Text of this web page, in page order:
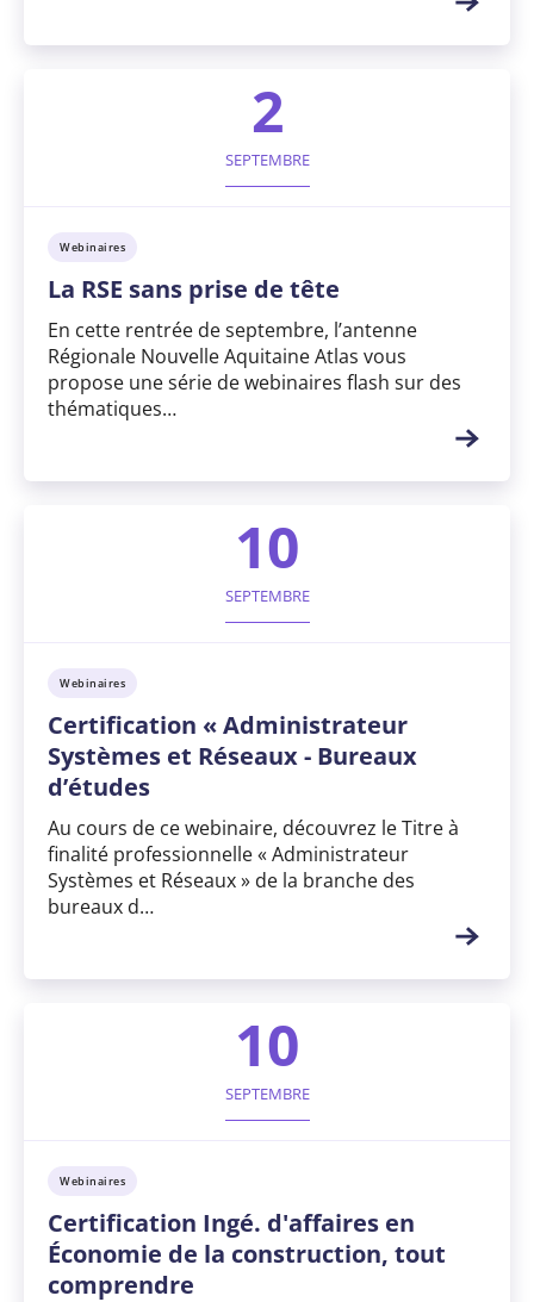
2
SEPTEMBRE
Webinaires
La RSE sans prise de tête
En cette rentrée de septembre, l’antenne
Régionale Nouvelle Aquitaine Atlas vous
propose une série de webinaires flash sur des
thématiques…
10
SEPTEMBRE
Webinaires
Certification « Administrateur
Systèmes et Réseaux - Bureaux
d’études
Au cours de ce webinaire, découvrez le Titre à
finalité professionnelle « Administrateur
Systèmes et Réseaux » de la branche des
bureaux d…
10
SEPTEMBRE
Webinaires
Certification Ingé. d'affaires en
Économie de la construction, tout
comprendre